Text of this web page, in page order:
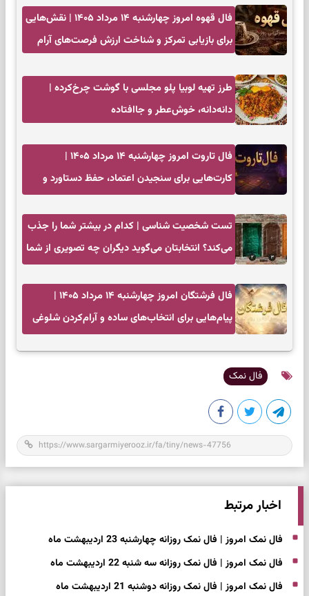
فال قهوه امروز چهارشنبه ۱۴ مرداد ۱۴۰۵ | نقش‌هایی
برای بازیابی تمرکز و شناخت ارزش فرصت‌های آرام
طرز تهیه لوبیا پلو مجلسی با گوشت چرخ‌کرده |
دانه‌دانه، خوش‌عطر و جاافتاده
فال تاروت امروز چهارشنبه ۱۴ مرداد ۱۴۰۵ |
کارت‌هایی برای سنجیدن اعتماد، حفظ دستاورد و
تست شخصیت شناسی | کدام در بیشتر شما را جذب
می‌کند؟ انتخابتان می‌گوید دیگران چه تصویری از شما
فال فرشتگان امروز چهارشنبه ۱۴ مرداد ۱۴۰۵ |
پیام‌هایی برای انتخاب‌های ساده و آرام‌کردن شلوغی
فال نمک
اخبار مرتبط
فال نمک امروز | فال نمک روزانه چهارشنبه 23 اردیبهشت ماه
فال نمک امروز | فال نمک روزانه سه شنبه 22 اردیبهشت ماه
فال نمک امروز | فال نمک روزانه دوشنبه 21 اردیبهشت ماه